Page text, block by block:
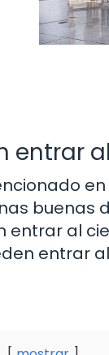
entrar
buenas
al
entrar